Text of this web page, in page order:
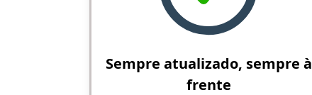
Sempre atualizado, sempre à
frente